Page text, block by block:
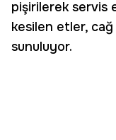
pişirilerek servis
kesilen etler, cağ
sunuluyor.